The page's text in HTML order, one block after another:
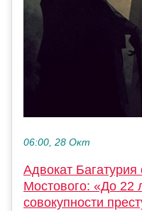
06:00, 28 Окт
Адвокат Багатурия
Мостового: «До 22
совокупности